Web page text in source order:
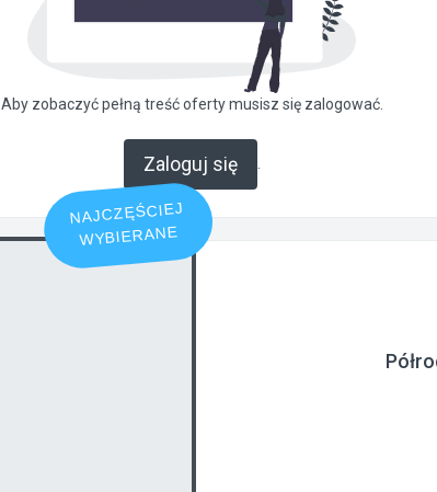
Aby zobaczyć pełną treść oferty musisz się zalogować.
Zaloguj się
NAJCZĘŚCIEJ
WYBIERANE